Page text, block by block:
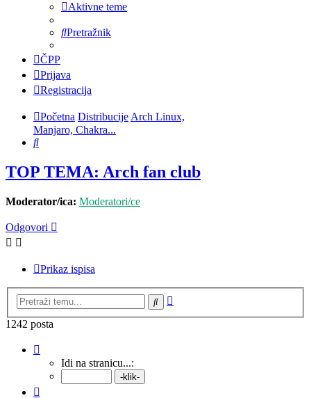
Aktivne teme
Pretražnik
ČPP
Prijava
Registracija
Početna DistribucijeArch Linux,
Manjaro, Chakra...
Pretražnik
TOP TEMA: Arch fan club
Moderator/ica: Moderatori/ce
Odgovori
Prikaz ispisa
Pretražnik
1242 posta
122
125 .
Idi na stranicu...: